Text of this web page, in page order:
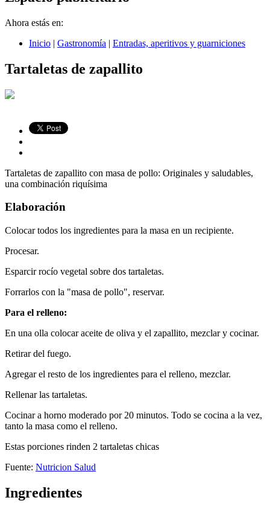
Ahora estás en:
Inicio | Gastronomía | Entradas, aperitivos y guarniciones
Tartaletas de zapallito
Tartaletas de zapallito con masa de pollo: Originales y saludables,
una combinación riquísima
Elaboración
Colocar todos los ingredientes para la masa en un recipiente.
Procesar.
Esparcir rocío vegetal sobre dos tartaletas.
Forrarlos con la "masa de pollo", reservar.
Para el relleno:
En una olla colocar aceite de oliva y el zapallito, mezclar y cocinar.
Retirar del fuego.
Agregar el resto de los ingredientes para el relleno, mezclar.
Rellenar las tartaletas.
Cocinar a horno moderado por 20 minutos. Todo se cocina a la vez,
tanto la masa como el relleno.
Estas porciones rinden 2 tartaletas chicas
Fuente: Nutricion Salud
Ingredientes